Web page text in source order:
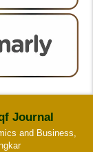
Journal
and Business,